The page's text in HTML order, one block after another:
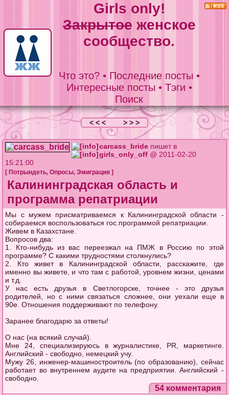
Girls only!
Закрытоеженское
сообщество.
Что это?• Последние посты •
Интересные посты • Тэги •
Поиск
< < < > > >
carcass_bride пишет в
girls_only_off @ 2011-02-20
15:21:00
[ Потрындеть,Опросы,Эмиграция ]
Калининградская область и
программа репатриации
Мы с мужем присматриваемся к Калининградской области -
собираемся воспользоваться гос.программой репатриации.
Живем в Казахстане.
Вопросов два:
1. Кто-нибудь из вас переезжал на ПМЖ в Россию по этой
программе? С какими трудностями столкнулись?
2. Кто живет в Калининградской области, расскажите, где
именно вы живете, и что там с работой, уровнем жизни, ценами
и т.д.
У нас есть друзья в Светлогорске, точнее - это друзья
родителей, но с ними связаться сложнее, они уехали еще в
90е. Отношения поддерживают по телефону.
Заранее благодарю за ответы!
О нас (на всякий случай).
Мне 24, специализируюсь в журналистике, PR, маркетинге.
Английский - свободно, немецкий учу.
Мужу 26, инженер-машиностроитель (по образованию), сейчас
работает во внутреннем аудите на предприятии. Английский -
свободно.
54 комментария